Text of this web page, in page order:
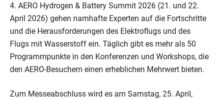
4. AERO Hydrogen & Battery Summit 2026 (21. und 22.
April 2026) gehen namhafte Experten auf die Fortschritte
und die Herausforderungen des Elektroflugs und des
Flugs mit Wasserstoff ein. Täglich gibt es mehr als 50
Programmpunkte in den Konferenzen und Workshops, die
den AERO-Besuchern einen erheblichen Mehrwert bieten.
Zum Messeabschluss wird es am Samstag, 25. April,